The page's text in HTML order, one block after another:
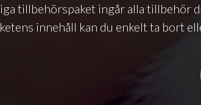
tillbehörspaket ingår alla tillbehör
innehåll kan du enkelt ta bort